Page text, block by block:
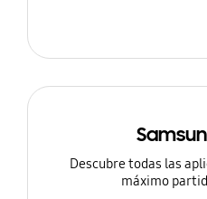
Descubre todas las
máximo